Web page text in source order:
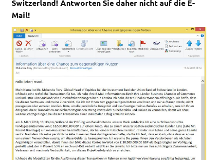
Switzerland! Antworten Sie daher nicht auf die E-
Mail!